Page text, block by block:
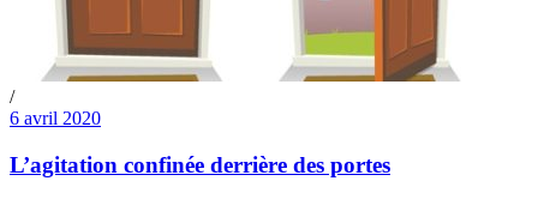
/
6 avril 2020
L’agitation confinée derrière des portes